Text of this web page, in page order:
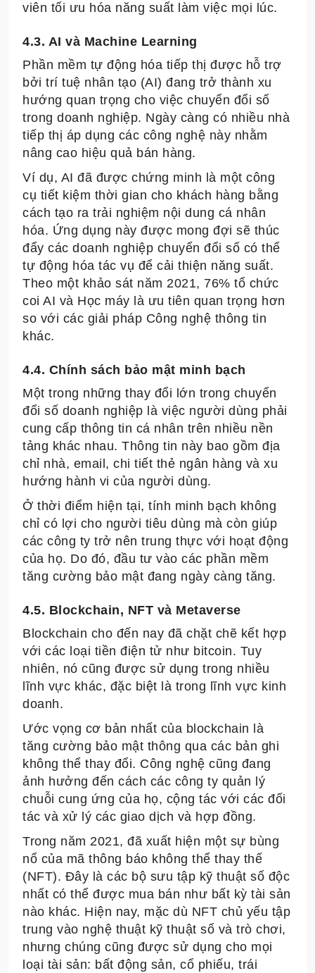
viên tối ưu hóa năng suất làm việc mọi lúc.
4.3. AI và Machine Learning
Phần mềm tự động hóa tiếp thị được hỗ trợ
bởi trí tuệ nhân tạo (AI) đang trở thành xu
hướng quan trọng cho việc chuyển đổi số
trong doanh nghiệp. Ngày càng có nhiều nhà
tiếp thị áp dụng các công nghệ này nhằm
nâng cao hiệu quả bán hàng.
Ví dụ, AI đã được chứng minh là một công
cụ tiết kiệm thời gian cho khách hàng bằng
cách tạo ra trải nghiệm nội dung cá nhân
hóa. Ứng dụng này được mong đợi sẽ thúc
đẩy các doanh nghiệp chuyển đổi số có thể
tự động hóa tác vụ để cải thiện năng suất.
Theo một khảo sát năm 2021, 76% tổ chức
coi AI và Học máy là ưu tiên quan trọng hơn
so với các giải pháp Công nghệ thông tin
khác.
4.4. Chính sách bảo mật minh bạch
Một trong những thay đổi lớn trong chuyển
đổi số doanh nghiệp là việc người dùng phải
cung cấp thông tin cá nhân trên nhiều nền
tảng khác nhau. Thông tin này bao gồm địa
chỉ nhà, email, chi tiết thẻ ngân hàng và xu
hướng hành vi của người dùng.
Ở thời điểm hiện tại, tính minh bạch không
chỉ có lợi cho người tiêu dùng mà còn giúp
các công ty trở nên trung thực với hoạt động
của họ. Do đó, đầu tư vào các phần mềm
tăng cường bảo mật đang ngày càng tăng.
4.5. Blockchain, NFT và Metaverse
Blockchain cho đến nay đã chặt chẽ kết hợp
với các loại tiền điện tử như bitcoin. Tuy
nhiên, nó cũng được sử dụng trong nhiều
lĩnh vực khác, đặc biệt là trong lĩnh vực kinh
doanh.
Ước vọng cơ bản nhất của blockchain là
tăng cường bảo mật thông qua các bản ghi
không thể thay đổi. Công nghệ cũng đang
ảnh hưởng đến cách các công ty quản lý
chuỗi cung ứng của họ, cộng tác với các đối
tác và xử lý các giao dịch và hợp đồng.
Trong năm 2021, đã xuất hiện một sự bùng
nổ của mã thông báo không thể thay thế
(NFT). Đây là các bộ sưu tập kỹ thuật số độc
nhất có thể được mua bán như bất kỳ tài sản
nào khác. Hiện nay, mặc dù NFT chủ yếu tập
trung vào nghệ thuật kỹ thuật số và trò chơi,
nhưng chúng cũng được sử dụng cho mọi
loại tài sản: bất động sản, cổ phiếu, trái